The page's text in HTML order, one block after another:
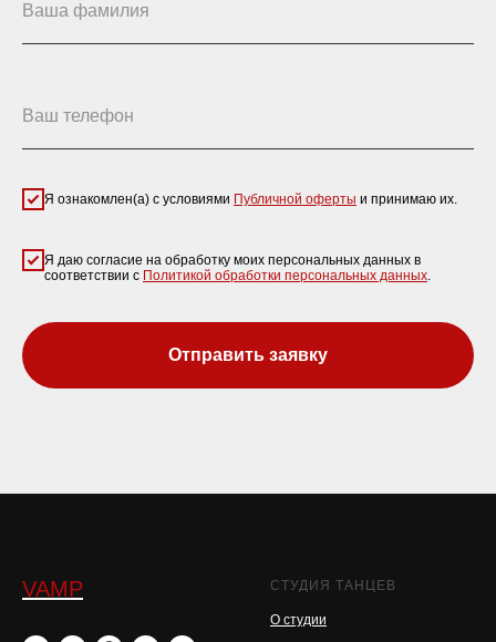
Ваша фамилия
Ваш телефон
Я ознакомлен(а) с условиями Публичной оферты и принимаю их.
Я даю согласие на обработку моих персональных данных в
соответствии с Политикой обработки персональных данных.
Отправить заявку
VAMP СТУДИЯ ТАНЦЕВ
О студии